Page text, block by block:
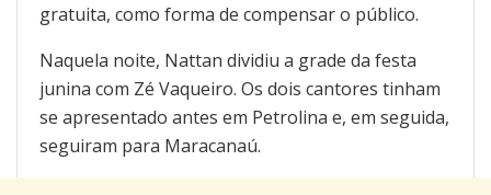
gratuita, como forma de compensar o público.
Naquela noite, Nattan dividiu a grade da festa
junina com Zé Vaqueiro. Os dois cantores tinham
se apresentado antes em Petrolina e, em seguida,
seguiram para Maracanaú.